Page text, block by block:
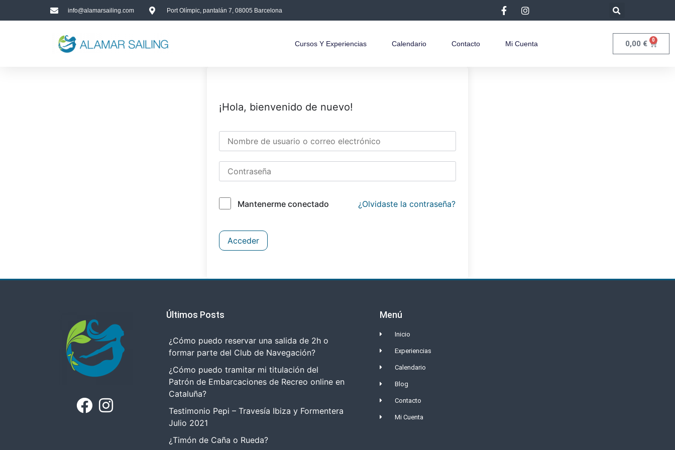
info@alamarsailing.com Port Olímpic, pantalán 7, 08005 Barcelona
Cursos Y Experiencias Calendario Contacto Mi Cuenta 0,00 € 0
¡Hola, bienvenido de nuevo!
Mantenerme conectado ¿Olvidaste la contraseña?
Acceder
Últimos Posts
¿Cómo puedo reservar una salida de 2h o
formar parte del Club de Navegación?
¿Cómo puedo tramitar mi titulación del
Patrón de Embarcaciones de Recreo online en
Cataluña?
Testimonio Pepi – Travesía Ibiza y Formentera
Julio 2021
¿Timón de Caña o Rueda?
Menú
Inicio
Experiencias
Calendario
Blog
Contacto
Mi Cuenta